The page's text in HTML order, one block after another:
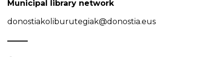
Municipal library network
donostiakoliburutegiak@donostia.eus